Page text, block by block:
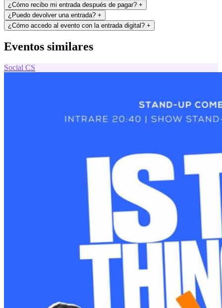
¿Cómo recibo mi entrada después de pagar? +
¿Puedo devolver una entrada? +
¿Cómo accedo al evento con la entrada digital? +
Eventos similares
Social CS